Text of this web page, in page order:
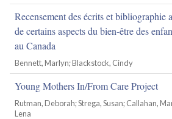
Recensement des écrits et bibliographie
de certains aspects du bien-être des
au Canada
Bennett, Marlyn; Blackstock, Cindy
Young Mothers In/From Care Project
Rutman, Deborah; Strega, Susan; Callahan,
Lena